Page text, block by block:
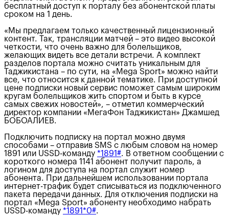
бесплатный доступ к порталу без абонентской платы
сроком на 1 день.
«Мы предлагаем только качественный лицензионный
контент. Так, трансляции матчей – это видео высокой
четкости, что очень важно для болельщиков,
желающих видеть все детали встречи. А комплект
разделов портала можно считать уникальным для
Таджикистана – по сути, на «Mega Sport» можно найти
все, что относится к данной тематике. При доступной
цене подписки новый сервис поможет самым широким
кругам болельщиков жить спортом и быть в курсе
самых свежих новостей», – отметил коммерческий
директор компании «МегаФон Таджикистан» Джамшед
БОБОАЛИЕВ.
Подключить подписку на портал можно двумя
способами – отправив SMS с любым словом на номер
1891 или USSD-команду *1891#. В ответном сообщении с
короткого номера 1141 абонент получит пароль, а
логином для доступа на портал служит номер
абонента. При дальнейшем использовании портала
интернет-трафик будет списываться из подключенного
пакета передачи данных. Для отключения подписки на
портал «Mega Sport» абоненту необходимо набрать
USSD-команду *1891*0#.